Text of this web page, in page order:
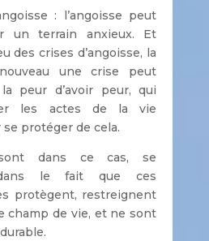
: l’angoisse peut
un terrain anxieux. Et
des crises d’angoisse, la
une crise peut
la peur d’avoir peur, qui
les actes de la vie
protéger de cela.
dans ce cas, se
dans le fait que ces
protègent, restreignent
champ de vie, et ne sont